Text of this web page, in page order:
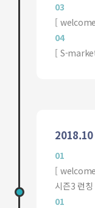
03
[ welcome
04
[ S-
2018.10
01
[ welcome
시즌3 런칭
01